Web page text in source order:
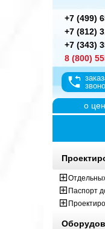
+7 (499)
+7 (812)
+7 (343)
8 (800)
о
Паспорт